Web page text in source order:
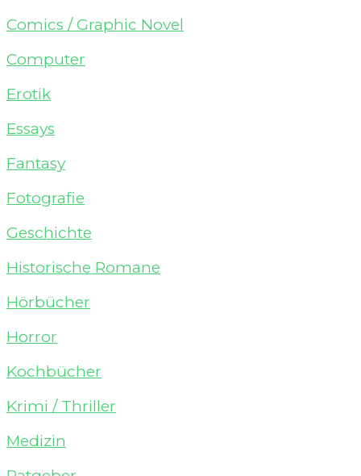
Comics / Graphic Novel
Computer
Erotik
Essays
Fantasy
Fotografie
Geschichte
Historische Romane
Hörbücher
Horror
Kochbücher
Krimi / Thriller
Medizin